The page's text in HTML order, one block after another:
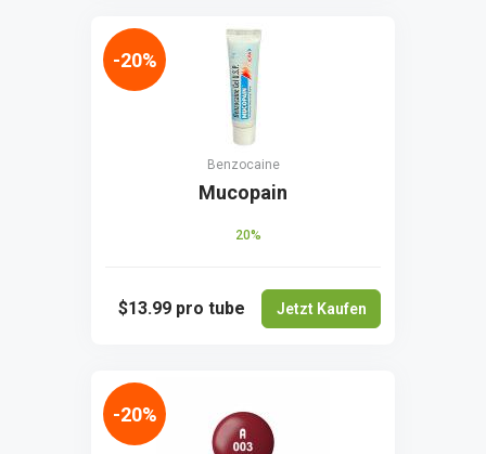
Benzocaine
Mucopain
20%
$13.99 pro tube Jetzt Kaufen
-20%
-20%